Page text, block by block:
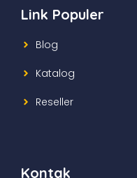
Link Populer
Blog
Katalog
Reseller
Kontak